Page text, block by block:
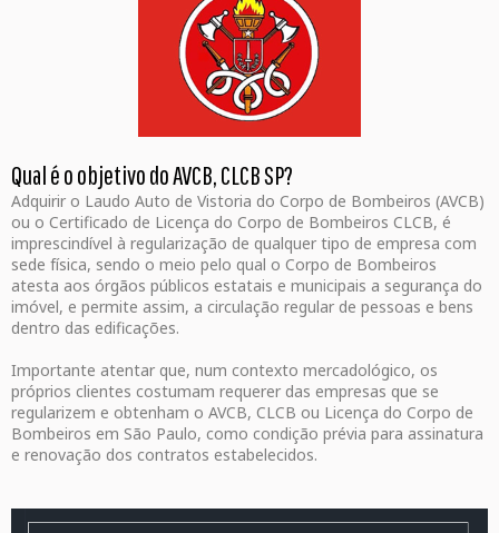
Qual é o objetivo do AVCB, CLCB SP?
Adquirir o Laudo Auto de Vistoria do Corpo de Bombeiros (AVCB)
ou o Certificado de Licença do Corpo de Bombeiros CLCB, é
imprescindível à regularização de qualquer tipo de empresa com
sede física, sendo o meio pelo qual o Corpo de Bombeiros
atesta aos órgãos públicos estatais e municipais a segurança do
imóvel, e permite assim, a circulação regular de pessoas e bens
dentro das edificações.
Importante atentar que, num contexto mercadológico, os
próprios clientes costumam requerer das empresas que se
regularizem e obtenham o AVCB, CLCB ou Licença do Corpo de
Bombeiros em São Paulo, como condição prévia para assinatura
e renovação dos contratos estabelecidos.